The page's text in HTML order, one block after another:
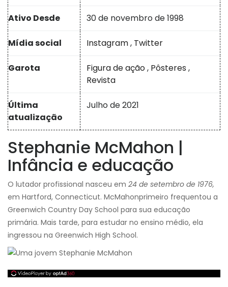
Ativo Desde 30 de novembro de 1998
Mídia social Instagram, Twitter
Garota Figura de ação, Pôsteres ,
Revista
Última
atualização
Julho de 2021
Stephanie McMahon |
Infância e educação
O lutador profissional nasceu em 24 de setembro de 1976,
em Hartford, Connecticut. McMahonprimeiro frequentou a
Greenwich Country Day School para sua educação
primária. Mais tarde, para estudar no ensino médio, ela
ingressou na Greenwich High School.